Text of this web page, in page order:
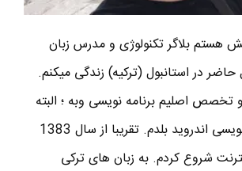
هستم بلاگر تکنولوژی و مدرس زبان
در استانبول (ترکیه) زندگی میکنم.
و تخصص اصلیم برنامه نویسی وبه ؛ البته
کمی هم برنامه نویسی اندروید بلدم. تقریبا از سال 1383
شروع کردم. به زبان های ترکی